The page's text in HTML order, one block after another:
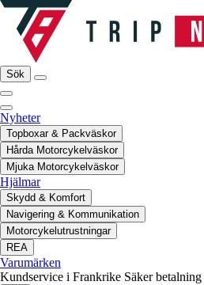
Sök
Nyheter
Topboxar & Packväskor
Hårda Motorcykelväskor
Mjuka Motorcykelväskor
Hjälmar
Skydd & Komfort
Navigering & Kommunikation
Motorcykelutrustningar
REA
Varumärken
Kundservice i Frankrike Säker betalning